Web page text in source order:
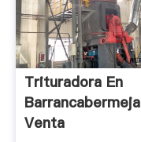
Trituradora En
Barrancabermeja
Venta